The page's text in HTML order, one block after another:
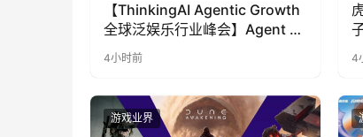
【ThinkingAI Agentic Growth
全球泛娱乐行业峰会】Agent 时
代，人到底负责什么
4小时前 4
游戏业界